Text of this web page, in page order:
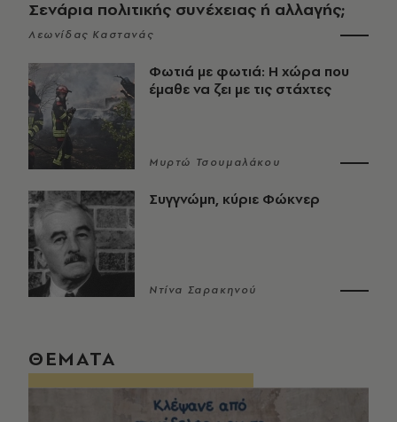
Σενάρια πολιτικής συνέχειας ή αλλαγής;
Λεωνίδας Καστανάς
Φωτιά με φωτιά: Η χώρα που
έμαθε να ζει με τις στάχτες
Μυρτώ Τσουμαλάκου
Συγγνώμη, κύριε Φώκνερ
Ντίνα Σαρακηνού
ΘΕΜΑΤΑ